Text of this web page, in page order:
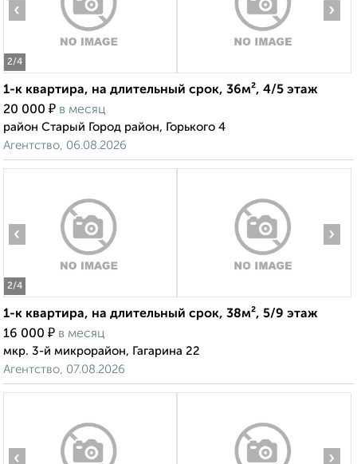
2/4
‹ ›
1-к квартира, на длительный срок, 36м², 4/5 этаж
20 000 ₽ в месяц
район Старый Город район, Горького 4
Агентство, 06.08.2026
2/4
‹ ›
1-к квартира, на длительный срок, 38м², 5/9 этаж
16 000 ₽ в месяц
мкр. 3-й микрорайон, Гагарина 22
Агентство, 07.08.2026
‹ ›